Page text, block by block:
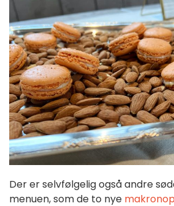
Der er selvfølgelig også andre
menuen, som de to nye